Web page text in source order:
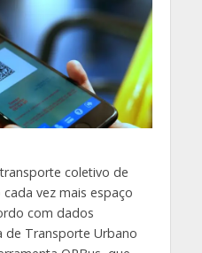
coletivo de
vez mais espaço
com dados
de Transporte Urbano